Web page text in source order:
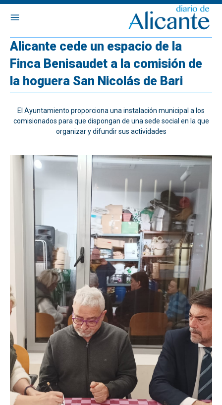
Alicante cede un espacio de la
Finca Benisaudet a la comisión de
la hoguera San Nicolás de Bari
El Ayuntamiento proporciona una instalación municipal a los
comisionados para que dispongan de una sede social en la que
organizar y difundir sus actividades